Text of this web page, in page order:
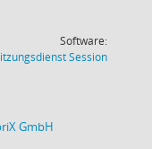
Software:
Session(Wird in
GmbH